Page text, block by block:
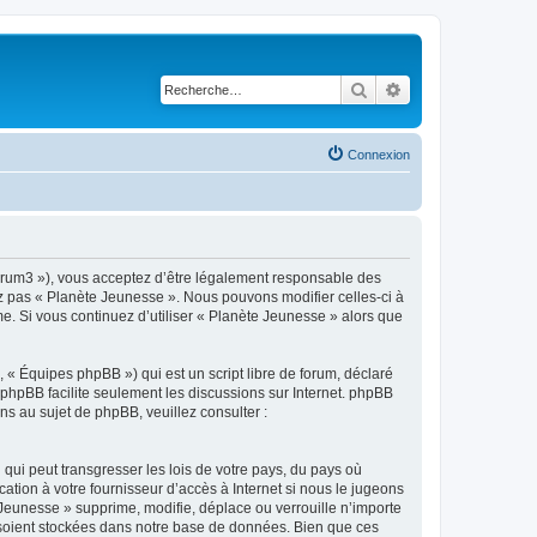
Rechercher
Connexion
»), vous acceptez d’être légalement responsable des
pas « Planète Jeunesse ». Nous pouvons modifier celles-ci à
Si vous continuez d’utiliser « Planète Jeunesse » alors que
Équipes phpBB ») qui est un script libre de forum, déclaré
facilite seulement les discussions sur Internet. phpBB
au sujet de phpBB, veuillez consulter :
peut transgresser les lois de votre pays, du pays où
à votre fournisseur d’accès à Internet si nous le jugeons
» supprime, modifie, déplace ou verrouille n’importe
stockées dans notre base de données. Bien que ces